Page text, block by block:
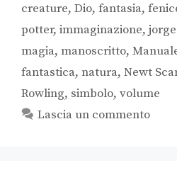
creature, Dio, fantasia,
potter, immaginazione,
magia, manoscritto,
fantastica, natura, Newt
Rowling, simbolo, volume
Lascia un commento